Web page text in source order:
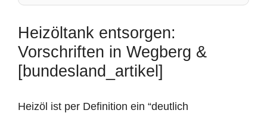
Heizöltank entsorgen:
Vorschriften in Wegberg &
[bundesland_artikel]
Heizöl ist per Definition ein “deutlich